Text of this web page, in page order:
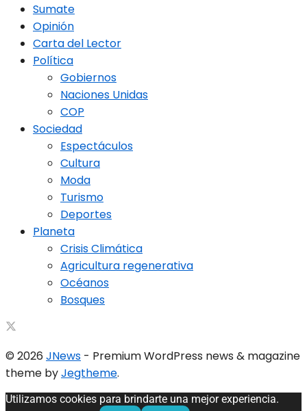
Sumate
Opinión
Carta del Lector
Política
Gobiernos
Naciones Unidas
COP
Sociedad
Espectáculos
Cultura
Moda
Turismo
Deportes
Planeta
Crisis Climática
Agricultura regenerativa
Océanos
Bosques
© 2026 JNews - Premium WordPress news & magazine
theme byJegtheme.
Utilizamos cookies para brindarte una mejor experiencia.